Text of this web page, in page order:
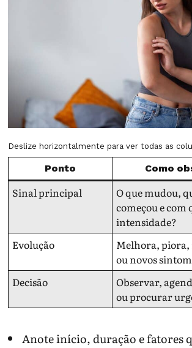
Deslize horizontalmente para ver todas as
Ponto Como
Sinal principal
O que mudou,
começou e com
intensidade?
Evolução
Melhora,
ou novos
Decisão
Observar,
ou procurar
Anote início, duração e fatores